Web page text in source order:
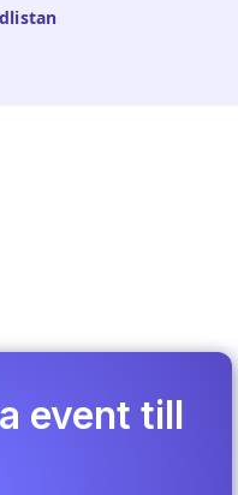
event till